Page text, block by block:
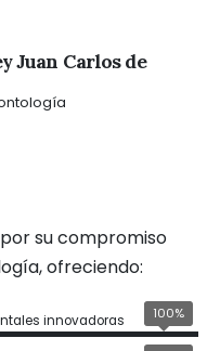
Juan Carlos de
su compromiso
ofreciendo:
innovadoras 100%